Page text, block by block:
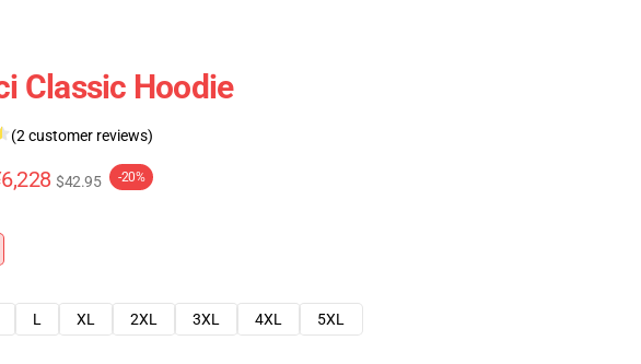
Classic Hoodie
(2 customer reviews)
$42.95 -20%
L XL 2XL 3XL 4XL
5XL